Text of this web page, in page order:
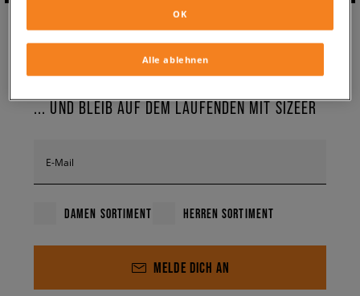
ABONNIERE UNSEREN
NEWSLETTER
... UND BLEIB AUF DEM LAUFENDEN MIT SIZEER
E-Mail
DAMEN SORTIMENT HERREN SORTIMENT
MELDE DICH AN
Alle ablehnen
OK